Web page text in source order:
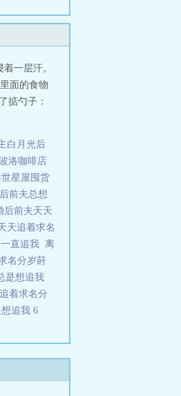
一层汗。
面的食物
掂勺子：
白月光后
洛咖啡店
星屋囤货
前夫总想
后前夫天天
天追着求名
直追我 离
名分岁莳
是想追我
着求名分
追我 6